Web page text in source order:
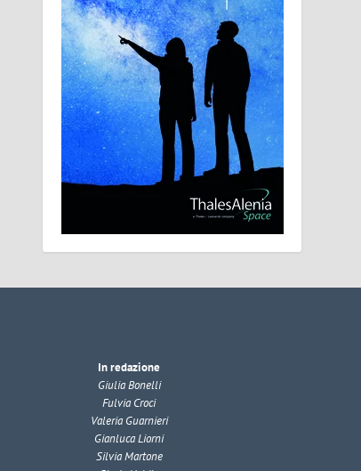
In redazione
Giulia Bonelli
Fulvia Croci
Valeria Guarnieri
Gianluca Liorni
Silvia Martone